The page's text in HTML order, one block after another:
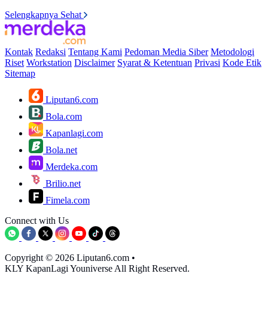
Selengkapnya Sehat
Kontak Redaksi Tentang Kami Pedoman Media Siber Metodologi
Riset Workstation Disclaimer Syarat & Ketentuan Privasi Kode Etik
Sitemap
Liputan6.com
Bola.com
Kapanlagi.com
Bola.net
Merdeka.com
Brilio.net
Fimela.com
Connect with Us
Copyright © 2026 Liputan6.com •
KLY KapanLagi Youniverse All Right Reserved.